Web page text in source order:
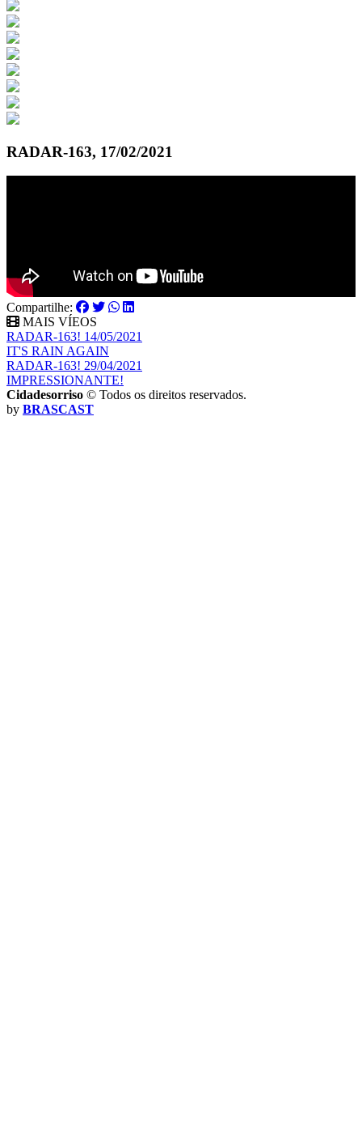
RADAR-163, 17/02/2021
Compartilhe:
MAIS VÍEOS
RADAR-163! 14/05/2021
IT'S RAIN AGAIN
RADAR-163! 29/04/2021
IMPRESSIONANTE!
Cidadesorriso © Todos os direitos reservados.
by BRASCAST